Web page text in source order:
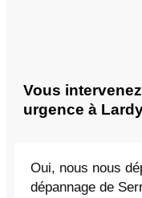
Vous
urgence à
Oui, nous nous
dépannage de